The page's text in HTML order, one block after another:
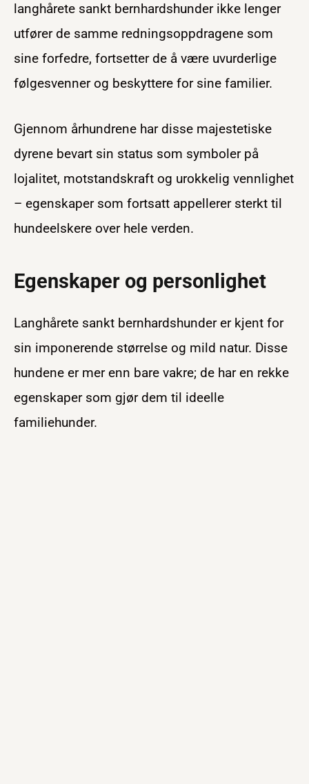
langhårete sankt bernhardshunder ikke lenger
utfører de samme redningsoppdragene som
sine forfedre, fortsetter de å være uvurderlige
følgesvenner og beskyttere for sine familier.
Gjennom århundrene har disse majestetiske
dyrene bevart sin status som symboler på
lojalitet, motstandskraft og urokkelig vennlighet
– egenskaper som fortsatt appellerer sterkt til
hundeelskere over hele verden.
Egenskaper og personlighet
Langhårete sankt bernhardshunder er kjent for
sin imponerende størrelse og mild natur. Disse
hundene er mer enn bare vakre; de har en rekke
egenskaper som gjør dem til ideelle
familiehunder.